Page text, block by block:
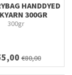
HANDDYED
300GR
300gr
€80,00